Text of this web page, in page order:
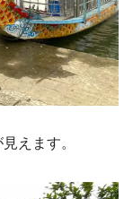
えます。